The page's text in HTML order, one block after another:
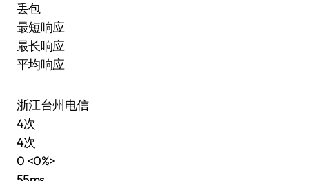
丢包
最短响应
最长响应
平均响应
浙江台州电信
4次
4次
0 <0%>